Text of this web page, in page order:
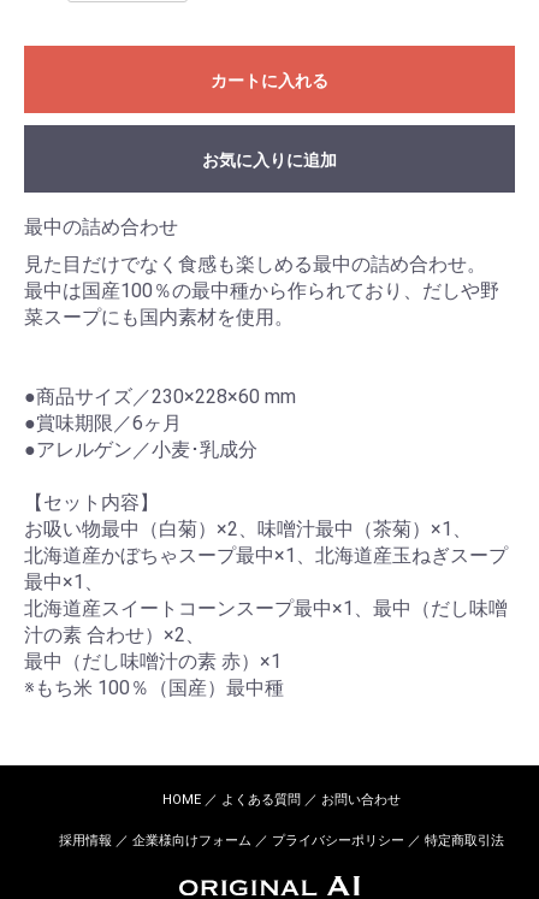
カートに入れる
お気に入りに追加
最中の詰め合わせ
見た目だけでなく食感も楽しめる最中の詰め合わせ。
最中は国産100％の最中種から作られており、だしや野
菜スープにも国内素材を使用。
●商品サイズ／230×228×60 mm
●賞味期限／6ヶ月
●アレルゲン／小麦･乳成分
【セット内容】
お吸い物最中（白菊）×2、味噌汁最中（茶菊）×1、
北海道産かぼちゃスープ最中×1、北海道産玉ねぎスープ
最中×1、
北海道産スイートコーンスープ最中×1、最中（だし味噌
汁の素 合わせ）×2、
最中（だし味噌汁の素 赤）×1
※もち米 100％（国産）最中種
HOME よくある質問 お問い合わせ
採用情報 企業様向けフォーム プライバシーポリシー 特定商取引法